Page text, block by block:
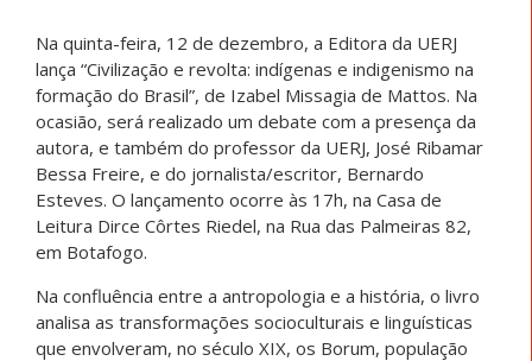
Na quinta-feira, 12 de dezembro, a Editora da UERJ
lança “Civilização e revolta: indígenas e indigenismo na
formação do Brasil”, de Izabel Missagia de Mattos. Na
ocasião, será realizado um debate com a presença da
autora, e também do professor da UERJ, José Ribamar
Bessa Freire, e do jornalista/escritor, Bernardo
Esteves. O lançamento ocorre às 17h, na Casa de
Leitura Dirce Côrtes Riedel, na Rua das Palmeiras 82,
em Botafogo.
Na confluência entre a antropologia e a história, o livro
analisa as transformações socioculturais e linguísticas
que envolveram, no século XIX, os Borum, população